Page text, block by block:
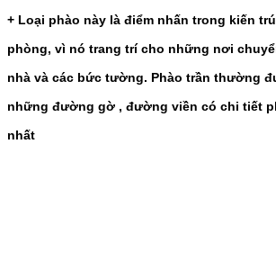
+ Loại phào này là điểm nhấn trong kiến
phòng, vì nó trang trí cho những nơi
nhà và các bức tường. Phào trần thường
những đường gờ , đường viền có chi tiết
nhất